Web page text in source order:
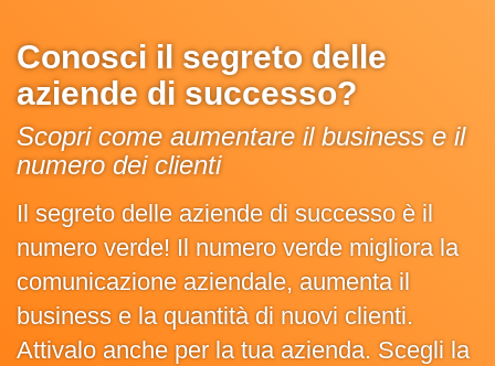
Conosci il segreto delle
aziende di successo?
Scopri come aumentare il business e il
numero dei clienti
Il segreto delle aziende di successo è il
numero verde! Il numero verde migliora la
comunicazione aziendale, aumenta il
business e la quantità di nuovi clienti.
Attivalo anche per la tua azienda. Scegli la